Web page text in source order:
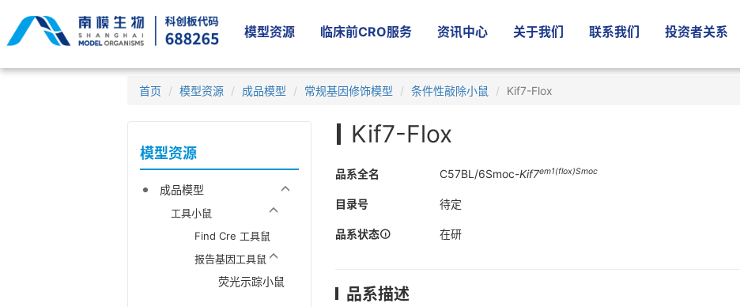
模型资源 临床前CRO服务 资讯中心 关于我们 联系我们 投资者关系
首页 模型资源 成品模型 常规基因修饰模型 条件性敲除小鼠 Kif7-Flox
模型资源
成品模型
工具小鼠
Find Cre 工具鼠
报告基因工具鼠
荧光示踪小鼠
Kif7-Flox
品系全名 C57BL/6Smoc-Kif7em1(flox)Smoc
目录号 待定
品系状态 在研
品系描述